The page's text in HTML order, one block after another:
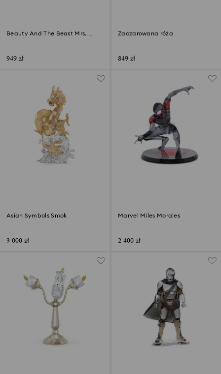
Beauty And The Beast Mrs.
949 zł
Zaczarowana róża
849 zł
Asian Symbols Smok
3 000 zł
Marvel Miles Morales
2 400 zł